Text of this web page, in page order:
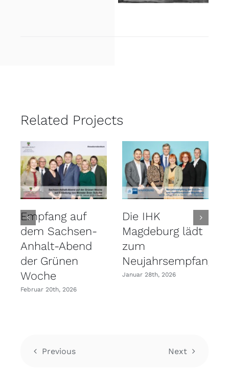
Related Projects
Empfang auf
dem Sachsen-
Anhalt-Abend
der Grünen
Woche
Februar 20th, 2026
Die IHK
Magdeburg lädt
zum
Neujahrsempfang
Januar 28th, 2026
Previous Next